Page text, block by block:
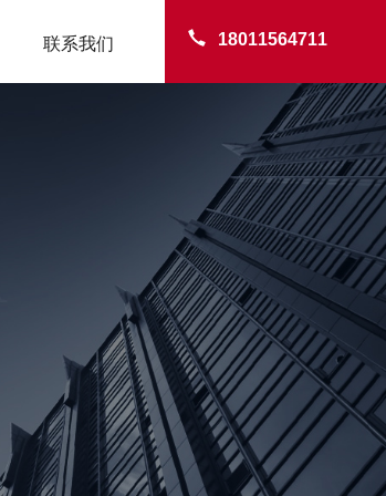
18011564711
联系我们